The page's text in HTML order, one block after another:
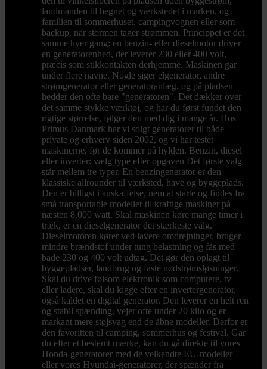
landmanden til hegnet og værkstedet i marken, og
familien til sommerhuset, campingvognen eller som
backup, når stormen tager strømmen. Princippet er det
samme hver gang: en benzin- eller dieselmotor driver
en generatorenhed, der leverer 230 eller 400 volt,
præcis som stikkontakten derhjemme. Maskinen går
under flere navne. Nogle siger elgenerator, andre
strømgenerator eller generatoranlæg, og på pladsen
hedder den ofte bare "generatoren". Det dækker over
det samme stykke værktøj, og har du først fundet den
rigtige størrelse, følger den med dig i mange år. Hos
Primus Danmark har vi solgt generatorer til både
private og erhverv siden 2002, og vi har testet
maskinerne, før de kommer på hylden. Benzin, diesel
eller inverter: vælg type efter opgaven Det første valg
står mellem tre typer. En benzingenerator er den
klassiske allrounder til værksted, have og byggeplads.
Den er billigst i anskaffelse, nem at starte og findes fra
små transportable modeller til kraftige maskiner på
næsten 8.000 watt. Skal maskinen køre mange timer i
træk, er en dieselgenerator det stærkeste valg.
Dieselmotoren kører ved lavere omdrejninger, bruger
mindre brændstof under tung belastning og fås med
både 230 og 400 volt udtag. Det gør den oplagt til
byggepladser, landbrug og faste nødstrømsløsninger.
Skal du drive følsom elektronik som computere, tv
eller ladere, skal du kigge efter en invertergenerator,
også kaldet en digital generator. Den leverer en helt ren
og stabil spænding, vejer ofte under 20 kilo og er
markant mere støjsvag end de åbne modeller. Derfor er
den favoritten til camping, sommerhus og festival. Går
du efter et bestemt mærke, kan du gå direkte til vores
Honda-generatorer med de velkendte EU-modeller
eller vores Hyundai-generatorer, der spænder fra